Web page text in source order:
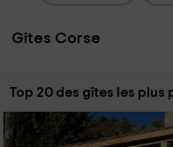
Gîtes Corse
Trier par:
Top 20 des gîtes les plus